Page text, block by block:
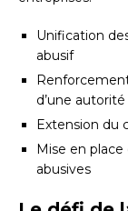
Unification
abusif
d’une
Extension du
Mise en place
abusives